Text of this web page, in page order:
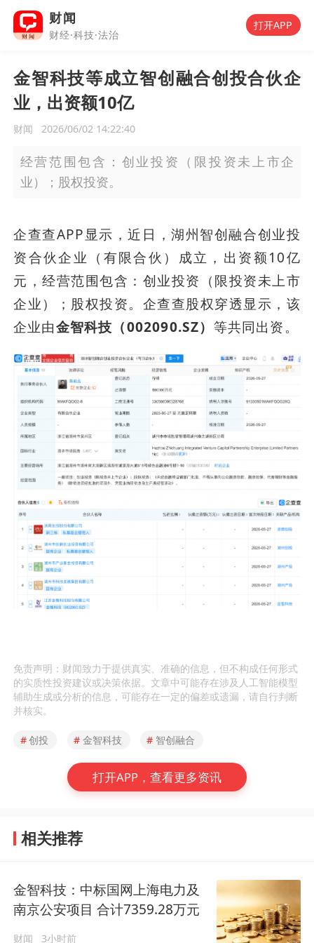
财闻
财经·科技·法治
打开APP
金智科技等成立智创融合创投合伙企
业，出资额10亿
财闻 2026/06/02 14:22:40
经营范围包含：创业投资（限投资未上市企
业）；股权投资。
企查查APP显示，近日，湖州智创融合创业投
资合伙企业（有限合伙）成立，出资额10亿
元，经营范围包含：创业投资（限投资未上市
企业）；股权投资。企查查股权穿透显示，该
企业由金智科技（002090.SZ） 等共同出资。
免责声明：财闻致力于提供真实、准确的信息，但不构成任何形式
的实质性投资建议或决策依据。文章中可能存在涉及人工智能模型
辅助生成或分析的信息，可能存在一定的偏差或遗漏，请自行判断
并核实。
#创投 # 金智科技 # 智创融合
打开APP，查看更多资讯
相关推荐
金智科技：中标国网上海电力及
南京公安项目 合计7359.28万元
财闻 3小时前